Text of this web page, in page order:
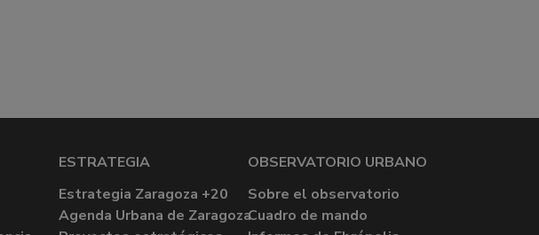
ESTRATEGIA
Estrategia Zaragoza +20
Agenda Urbana de Zaragoza
OBSERVATORIO URBANO
Sobre el observatorio
Cuadro de mando